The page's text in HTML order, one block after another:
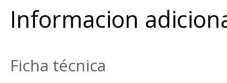
Informacion
Ficha técnica